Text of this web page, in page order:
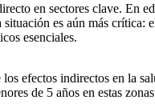
en sectores clave. En
es aún más crítica:
esenciales.
efectos indirectos en la
de 5 años en estas